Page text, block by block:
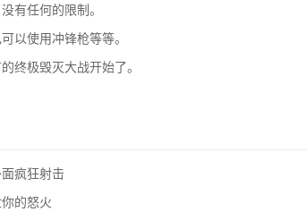
有任何的限制。
以使用冲锋枪等等。
终极毁灭大战开始了。
疯狂射击
的怒火